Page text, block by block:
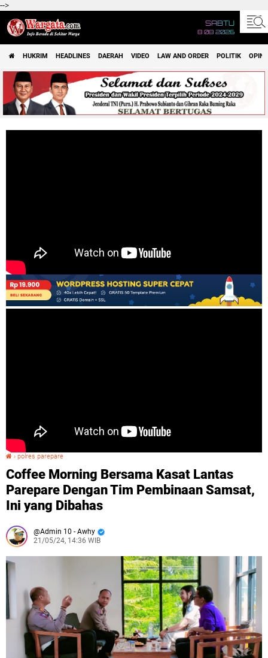
-->
SABTU
8 08 2026
HUKRIM HEADLINES DAERAH VIDEO LAW AND ORDER POLITIK OPINI
› polres parepare
Coffee Morning Bersama Kasat Lantas
Parepare Dengan Tim Pembinaan Samsat,
Ini yang Dibahas
Admin 10 - Awhy
21/05/24, 14:36 WIB